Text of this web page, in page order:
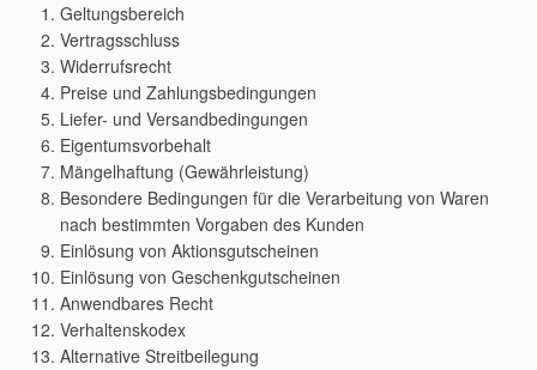
Geltungsbereich
Vertragsschluss
Widerrufsrecht
Preise und Zahlungsbedingungen
Liefer- und Versandbedingungen
Eigentumsvorbehalt
Mängelhaftung (Gewährleistung)
Besondere Bedingungen für die Verarbeitung von Waren
nach bestimmten Vorgaben des Kunden
Einlösung von Aktionsgutscheinen
Einlösung von Geschenkgutscheinen
Anwendbares Recht
Verhaltenskodex
Alternative Streitbeilegung